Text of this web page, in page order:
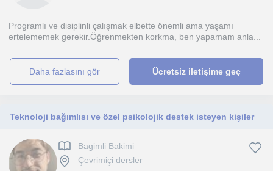
Programlı ve disiplinli çalışmak elbette önemli ama yaşamı
ertelememek gerekir.Öğrenmekten korkma, ben yapamam anla...
daha fazlasını gör Ücretsiz iletişime geç
Teknoloji bağımlısı ve özel psikolojik destek isteyen kişiler
Bagimli Bakimi
Çevrimiçi dersler